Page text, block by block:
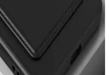
silikon kılıf
tasarımlı silikon kılıfların
en iyi seçimi